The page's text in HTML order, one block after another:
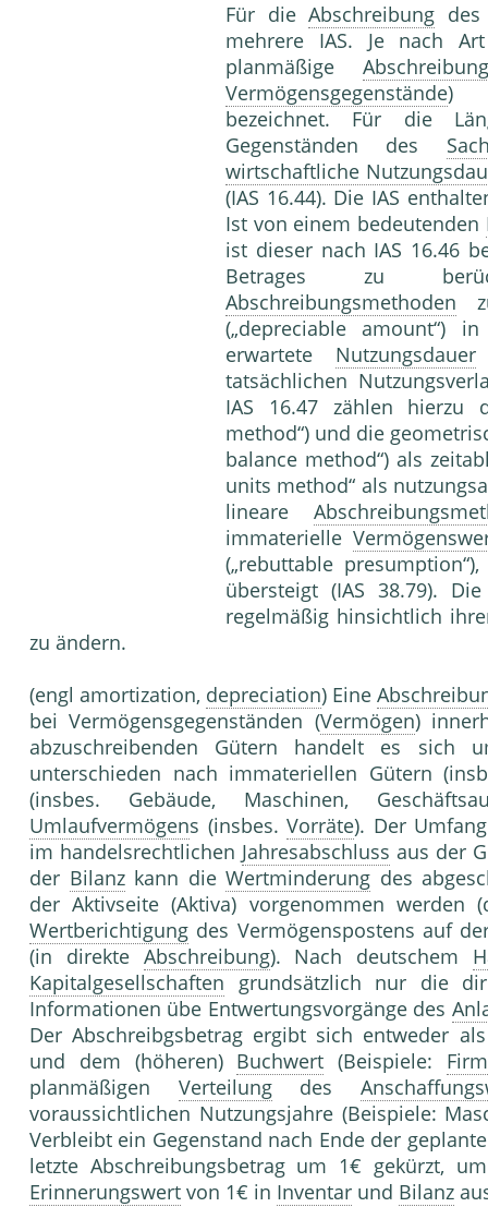
Für dieAbschreibung
mehrere IAS. Je nach
planmäßige Abschreibung
Vermögensgegenstände)
bezeichnet. Für die
Gegenständen des
wirtschaftliche
(IAS 16.44). Die IAS
Ist von einem bedeutenden
ist dieser nach IAS 16.46
Betrages zu
Abschreibungsmethoden
(„depreciable amount“)
erwartete Nutzungsdauer
tatsächlichen
IAS 16.47 zählen
method“) und die
balance method“) als
units method“ als
lineare
immaterielle
(„rebuttable
übersteigt (IAS 38.79).
regelmäßig hinsichtlich
zu ändern.
(engl amortization, depreciation) Eine
bei Vermögensgegenständen (Vermögen)
abzuschreibenden Gütern handelt es sich
unterschieden nach immateriellen Gütern
(insbes. Gebäude, Maschinen,
Umlaufvermögens (insbes.Vorräte). Der
im handelsrechtlichen Jahresabschluss aus der
der Bilanzkann dieWertminderung des
der Aktivseite (Aktiva) vorgenommen werden
Wertberichtigung des Vermögenspostens auf
(in direkte Abschreibung). Nach deutschem
Kapitalgesellschaften grundsätzlich nur die
Informationen übe Entwertungsvorgänge des
Der Abschreibgsbetrag ergibt sich entweder
und dem (höheren) Buchwert (Beispiele:
planmäßigen Verteilungdes
voraussichtlichen Nutzungsjahre (Beispiele:
Verbleibt ein Gegenstand nach Ende der
letzte Abschreibungsbetrag um 1€ gekürzt,
Erinnerungswert von 1€ in Inventar und Bilanz